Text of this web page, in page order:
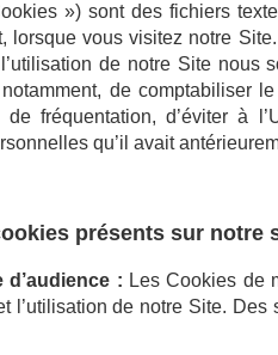
») sont des fichiers
lorsque vous visitez notre
de notre Site nous
de comptabiliser
de fréquentation, d’éviter à
qu’il avait
présents sur notre
d’audience : Les Cookies de
l’utilisation de notre Site.